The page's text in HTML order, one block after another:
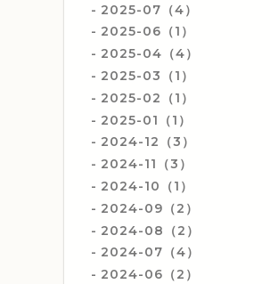
2025-07（4）
2025-06（1）
2025-04（4）
2025-03（1）
2025-02（1）
2025-01（1）
2024-12（3）
2024-11（3）
2024-10（1）
2024-09（2）
2024-08（2）
2024-07（4）
2024-06（2）